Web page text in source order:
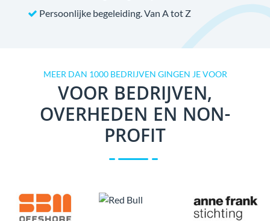
Persoonlijke begeleiding. Van A tot Z
MEER DAN 1000 BEDRIJVEN GINGEN JE VOOR
VOOR BEDRIJVEN,
OVERHEDEN EN NON-
PROFIT